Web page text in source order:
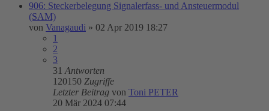
906: Steckerbelegung Signalerfass- und Ansteuermodul
(SAM)
von Vanagaudi » 02 Apr 2019 18:27
1
2
3
31 Antworten
120150 Zugriffe
Letzter Beitrag von Toni PETER
20 Mär 2024 07:44